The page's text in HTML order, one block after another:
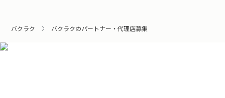
バクラク バクラクのパートナー・代理店募集